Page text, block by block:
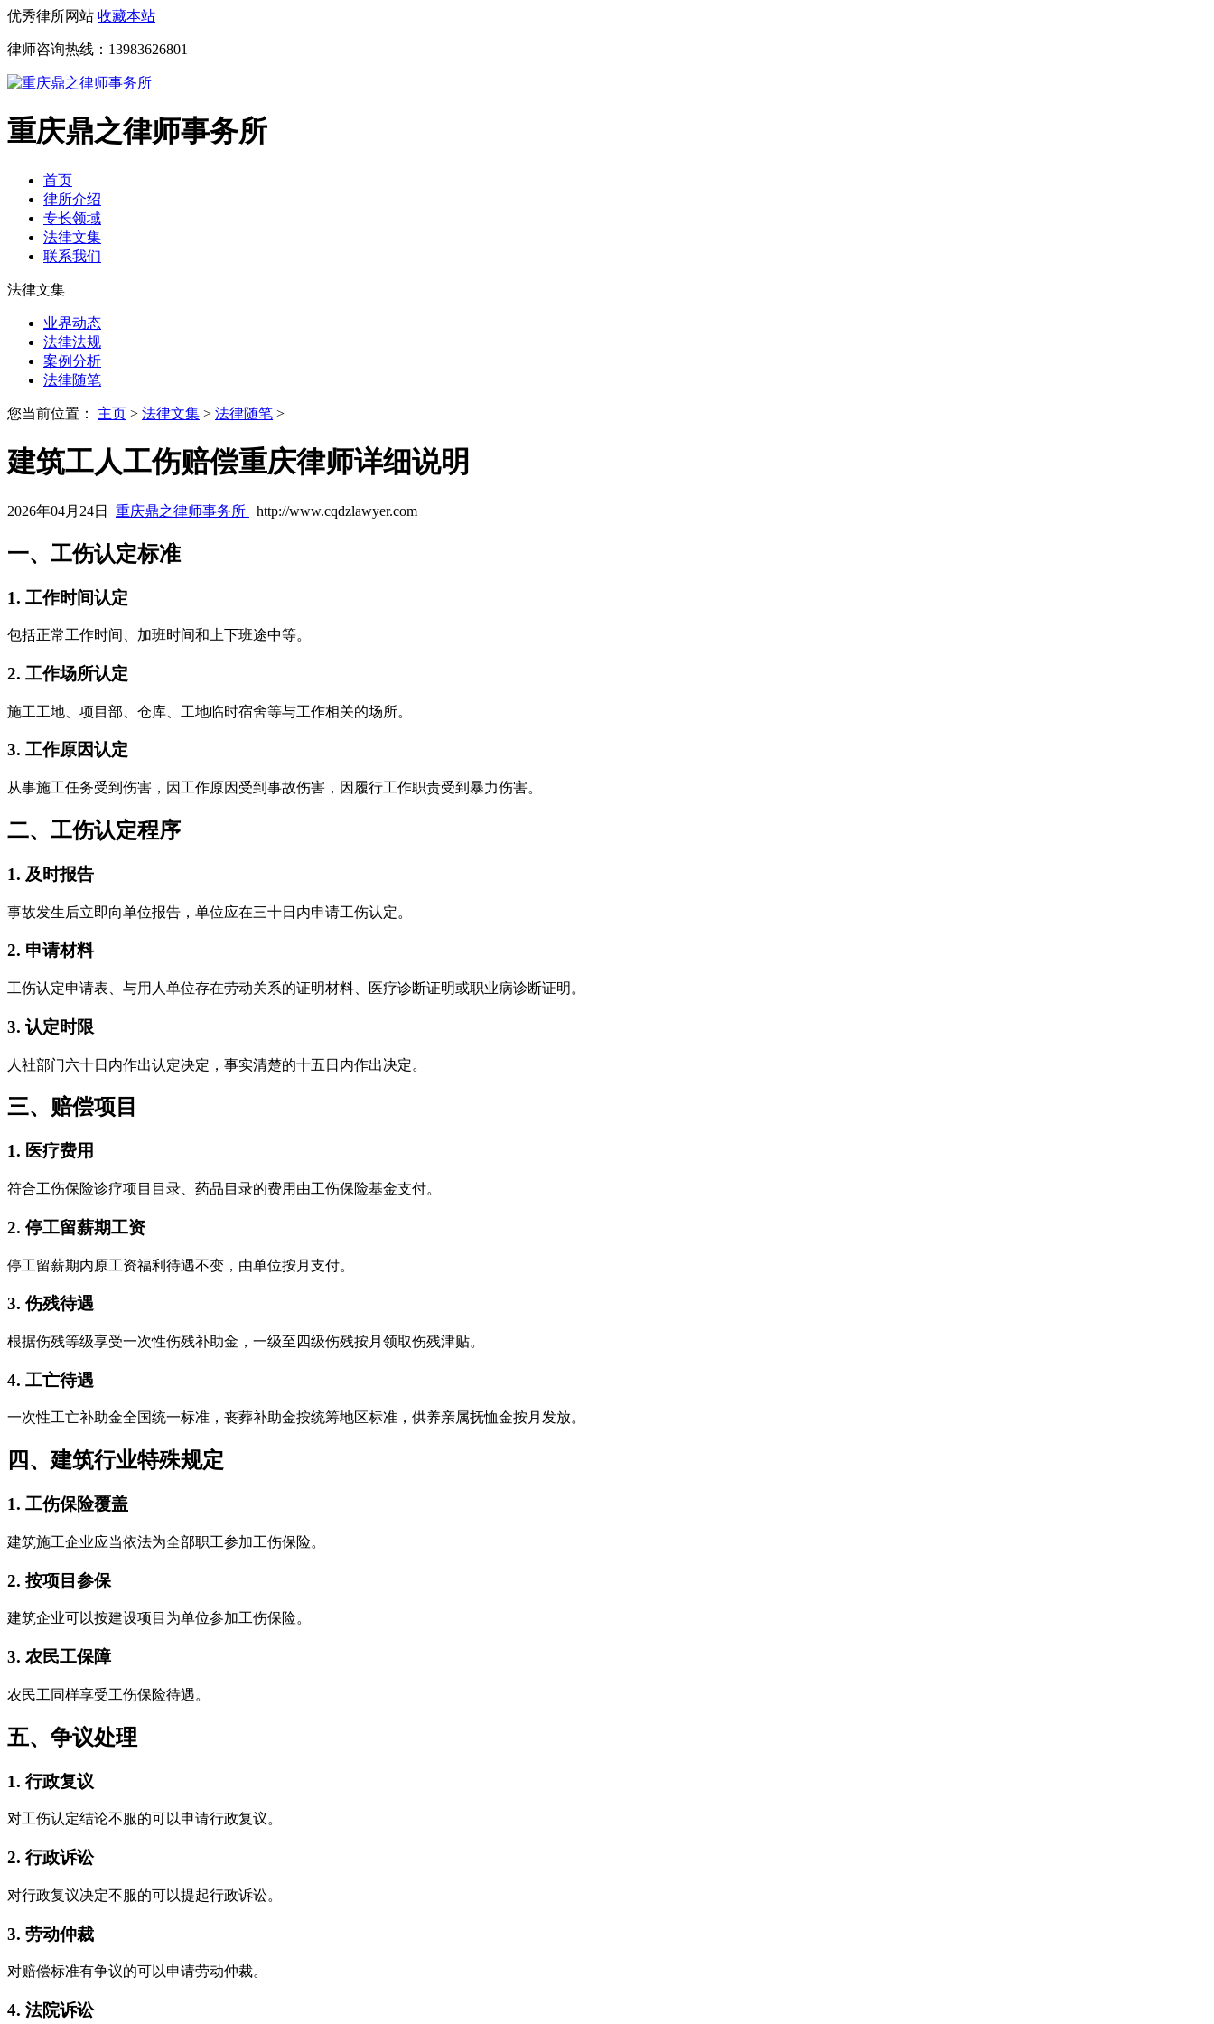
优秀律所网站 收藏本站
律师咨询热线： 13983626801
重庆鼎之律师事务所
首页
律所介绍
专长领域
法律文集
联系我们
法律文集
业界动态
法律法规
案例分析
法律随笔
您当前位置： 主页 > 法律文集 > 法律随笔 >
建筑工人工伤赔偿重庆律师详细说明
2026年04月24日 重庆鼎之律师事务所 http://www.cqdzlawyer.com
一、工伤认定标准
1. 工作时间认定
包括正常工作时间、加班时间和上下班途中等。
2. 工作场所认定
施工工地、项目部、仓库、工地临时宿舍等与工作相关的场所。
3. 工作原因认定
从事施工任务受到伤害，因工作原因受到事故伤害，因履行工作职责受到暴力伤害。
二、工伤认定程序
1. 及时报告
事故发生后立即向单位报告，单位应在三十日内申请工伤认定。
2. 申请材料
工伤认定申请表、与用人单位存在劳动关系的证明材料、医疗诊断证明或职业病诊断证明。
3. 认定时限
人社部门六十日内作出认定决定，事实清楚的十五日内作出决定。
三、赔偿项目
1. 医疗费用
符合工伤保险诊疗项目目录、药品目录的费用由工伤保险基金支付。
2. 停工留薪期工资
停工留薪期内原工资福利待遇不变，由单位按月支付。
3. 伤残待遇
根据伤残等级享受一次性伤残补助金，一级至四级伤残按月领取伤残津贴。
4. 工亡待遇
一次性工亡补助金全国统一标准，丧葬补助金按统筹地区标准，供养亲属抚恤金按月发放。
四、建筑行业特殊规定
1. 工伤保险覆盖
建筑施工企业应当依法为全部职工参加工伤保险。
2. 按项目参保
建筑企业可以按建设项目为单位参加工伤保险。
3. 农民工保障
农民工同样享受工伤保险待遇。
五、争议处理
1. 行政复议
对工伤认定结论不服的可以申请行政复议。
2. 行政诉讼
对行政复议决定不服的可以提起行政诉讼。
3. 劳动仲裁
对赔偿标准有争议的可以申请劳动仲裁。
4. 法院诉讼